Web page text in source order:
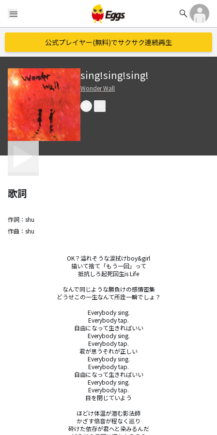
menu search
公式プレイヤー(無料)でサクサク連続再生
sing!sing!sing!
Wonder Wall
歌詞
作詞： shu
作曲： shu
OK？溢れそうな涙拭けboy&girl
描いて捨て「もう一回」って
抵抗しろ起死回生is Life
なんで同じような勝負けの感情密集
どうせこの一生なんて所詮一瞬でしょ？
Everybody sing.
Everybody tap.
自由になって生きればいい
Everybody sing.
Everybody tap.
君が思うそれが正しい
Everybody sing.
Everybody tap.
自由になって生きればいい
Everybody sing.
Everybody tap.
目を閉じていよう
ほどけ体温が潜む影法師
かざす倍音が程なく巡り
砕けた依存が君へと染みるんだ